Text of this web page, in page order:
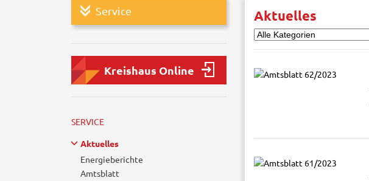
Service
Kreishaus Online
SERVICE
Aktuelles
Energieberichte
Amtsblatt
Aktuelles